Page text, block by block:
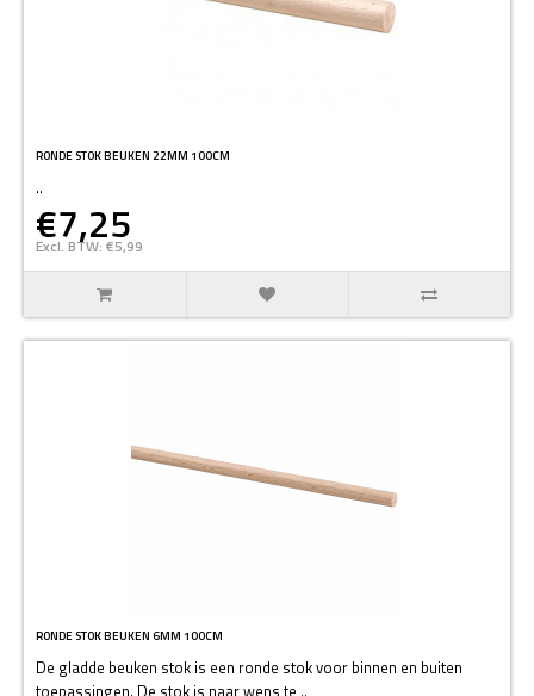
RONDE STOK BEUKEN 22MM 100CM
..
€7,25
Excl. BTW: €5,99
RONDE STOK BEUKEN 6MM 100CM
De gladde beuken stok is een ronde stok voor binnen en buiten
toepassingen. De stok is naar wens te ..